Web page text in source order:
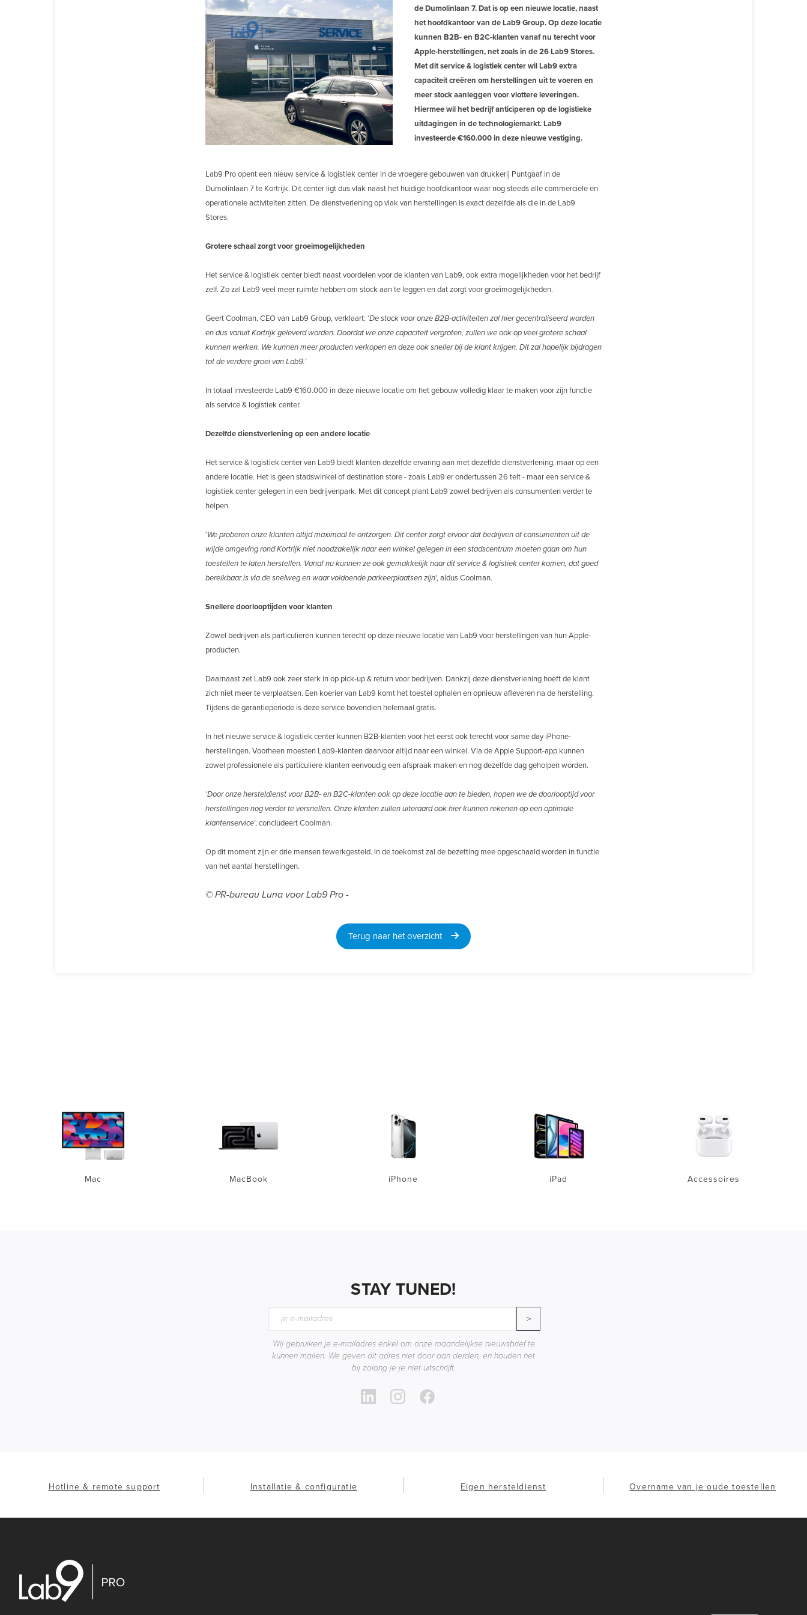
de Dumolinlaan 7. Dat is op een nieuwe locatie, naast
het hoofdkantoor van de Lab9 Group. Op deze locatie
kunnen B2B- en B2C-klanten vanaf nu terecht voor
Apple-herstellingen, net zoals in de 26 Lab9 Stores.
Met dit service & logistiek center wil Lab9 extra
capaciteit creëren om herstellingen uit te voeren en
meer stock aanleggen voor vlottere leveringen.
Hiermee wil het bedrijf anticiperen op de logistieke
uitdagingen in de technologiemarkt. Lab9
investeerde €160.000 in deze nieuwe vestiging.
Lab9 Pro opent een nieuw service & logistiek center in de vroegere gebouwen van drukkerij Puntgaaf in de
Dumolinlaan 7 te Kortrijk. Dit center ligt dus vlak naast het huidige hoofdkantoor waar nog steeds alle commerciële en
operationele activiteiten zitten. De dienstverlening op vlak van herstellingen is exact dezelfde als die in de Lab9
Stores.
Grotere schaal zorgt voor groeimogelijkheden
Het service & logistiek center biedt naast voordelen voor de klanten van Lab9, ook extra mogelijkheden voor het bedrijf
zelf. Zo zal Lab9 veel meer ruimte hebben om stock aan te leggen en dat zorgt voor groeimogelijkheden.
Geert Coolman, CEO van Lab9 Group, verklaart: ‘De stock voor onze B2B-activiteiten zal hier gecentraliseerd worden
en dus vanuit Kortrijk geleverd worden. Doordat we onze capaciteit vergroten, zullen we ook op veel grotere schaal
kunnen werken. We kunnen meer producten verkopen en deze ook sneller bij de klant krijgen. Dit zal hopelijk bijdragen
tot de verdere groei van Lab9.’
In totaal investeerde Lab9 €160.000 in deze nieuwe locatie om het gebouw volledig klaar te maken voor zijn functie
als service & logistiek center.
Dezelfde dienstverlening op een andere locatie
Het service & logistiek center van Lab9 biedt klanten dezelfde ervaring aan met dezelfde dienstverlening, maar op een
andere locatie. Het is geen stadswinkel of destination store - zoals Lab9 er ondertussen 26 telt - maar een service &
logistiek center gelegen in een bedrijvenpark. Met dit concept plant Lab9 zowel bedrijven als consumenten verder te
helpen.
‘We proberen onze klanten altijd maximaal te ontzorgen. Dit center zorgt ervoor dat bedrijven of consumenten uit de
wijde omgeving rond Kortrijk niet noodzakelijk naar een winkel gelegen in een stadscentrum moeten gaan om hun
toestellen te laten herstellen. Vanaf nu kunnen ze ook gemakkelijk naar dit service & logistiek center komen, dat goed
bereikbaar is via de snelweg en waar voldoende parkeerplaatsen zijn’, aldus Coolman.
Snellere doorlooptijden voor klanten
Zowel bedrijven als particulieren kunnen terecht op deze nieuwe locatie van Lab9 voor herstellingen van hun Apple-
producten.
Daarnaast zet Lab9 ook zeer sterk in op pick-up & return voor bedrijven. Dankzij deze dienstverlening hoeft de klant
zich niet meer te verplaatsen. Een koerier van Lab9 komt het toestel ophalen en opnieuw afleveren na de herstelling.
Tijdens de garantieperiode is deze service bovendien helemaal gratis.
In het nieuwe service & logistiek center kunnen B2B-klanten voor het eerst ook terecht voor same day iPhone-
herstellingen. Voorheen moesten Lab9-klanten daarvoor altijd naar een winkel. Via de Apple Support-app kunnen
zowel professionele als particuliere klanten eenvoudig een afspraak maken en nog dezelfde dag geholpen worden.
‘Door onze hersteldienst voor B2B- en B2C-klanten ook op deze locatie aan te bieden, hopen we de doorlooptijd voor
herstellingen nog verder te versnellen. Onze klanten zullen uiteraard ook hier kunnen rekenen op een optimale
klantenservice’, concludeert Coolman.
Op dit moment zijn er drie mensen tewerkgesteld. In de toekomst zal de bezetting mee opgeschaald worden in functie
van het aantal herstellingen.
© PR-bureau Luna voor Lab9 Pro -
Terug naar het overzicht
Mac MacBook iPhone iPad Accessoires
STAY TUNED!
>
Wij gebruiken je e-mailadres enkel om onze maandelijkse nieuwsbrief te
kunnen mailen. We geven dit adres niet door aan derden, en houden het
bij zolang je je niet uitschrijft.
Hotline & remote support Installatie & configuratie Eigen hersteldienst Overname van je oude toestellen